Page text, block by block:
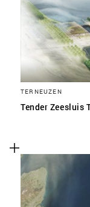
TERNEUZEN
Tender Zeesluis